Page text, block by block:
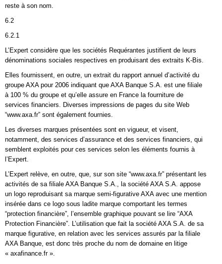
reste à son nom.
6.2
6.2.1
L’Expert considère que les sociétés Requérantes justifient de leurs
dénominations sociales respectives en produisant des extraits K-Bis.
Elles fournissent, en outre, un extrait du rapport annuel d’activité du
groupe AXA pour 2006 indiquant que AXA Banque S.A. est une filiale
à 100 % du groupe et qu’elle assure en France la fourniture de
services financiers. Diverses impressions de pages du site Web
“www.axa.fr” sont également fournies.
Les diverses marques présentées sont en vigueur, et visent,
notamment, des services d’assurance et des services financiers, qui
semblent exploités pour ces services selon les éléments fournis à
l’Expert.
L’Expert relève, en outre, que, sur son site “www.axa.fr” présentant les
activités de sa filiale AXA Banque S.A., la société AXA S.A. appose
un logo reproduisant sa marque semi-figurative AXA avec une mention
insérée dans ce logo sous ladite marque comportant les termes
“protection financière”, l’ensemble graphique pouvant se lire “AXA
Protection Financière”. L’utilisation que fait la société AXA S.A. de sa
marque figurative, en relation avec les services assurés par la filiale
AXA Banque, est donc très proche du nom de domaine en litige
« axafinance.fr ».